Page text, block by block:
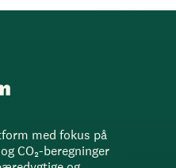
med fokus på
CO₂-beregninger